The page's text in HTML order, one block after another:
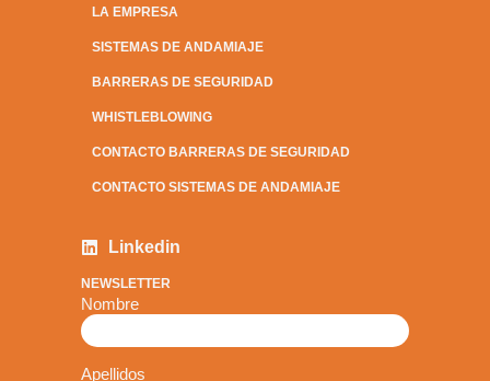
LA EMPRESA
SISTEMAS DE ANDAMIAJE
BARRERAS DE SEGURIDAD
WHISTLEBLOWING
CONTACTO BARRERAS DE SEGURIDAD
CONTACTO SISTEMAS DE ANDAMIAJE
Linkedin
NEWSLETTER
Nombre
Apellidos